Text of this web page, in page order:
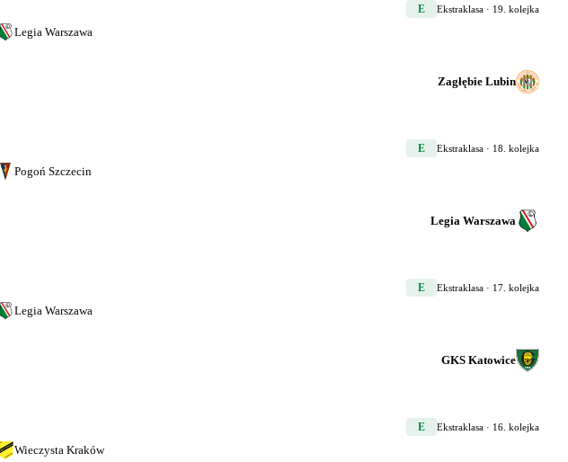
E Ekstraklasa · 19. kolejka
Legia Warszawa
Zagłębie Lubin
E Ekstraklasa · 18. kolejka
Pogoń Szczecin
Legia Warszawa
E Ekstraklasa · 17. kolejka
Legia Warszawa
GKS Katowice
E Ekstraklasa · 16. kolejka
Wieczysta Kraków